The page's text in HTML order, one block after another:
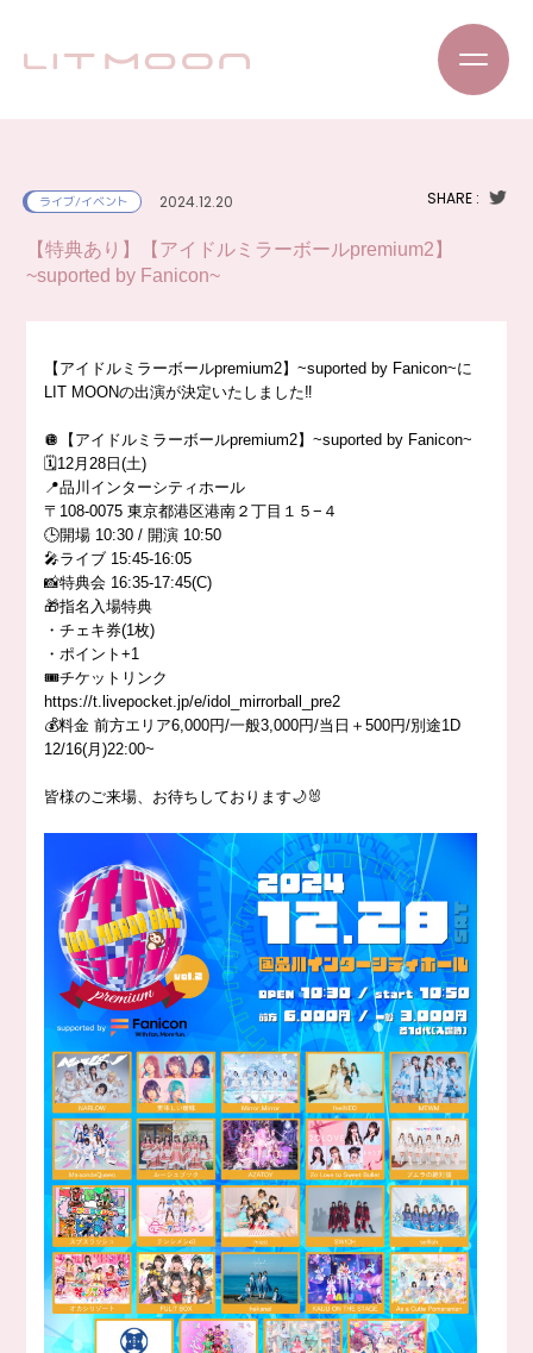
ライブ/イベント 2024.12.20 SHARE :
【特典あり】【アイドルミラーボールpremium2】
~suported by Fanicon~
【アイドルミラーボールpremium2】~suported by Fanicon~に
LIT MOONの出演が決定いたしました‼️
🪩【アイドルミラーボールpremium2】~suported by Fanicon~
🗓️12月28日(土)
📍品川インターシティホール
〒108-0075 東京都港区港南２丁目１５−４
🕒開場 10:30 / 開演 10:50
🎤ライブ 15:45-16:05
📸特典会 16:35-17:45(C)
🎁指名入場特典
・チェキ券(1枚)
・ポイント+1
🎟️チケットリンク
https://t.livepocket.jp/e/idol_mirrorball_pre2
💰料金 前方エリア6,000円/一般3,000円/当日＋500円/別途1D
12/16(月)22:00~
皆様のご来場、お待ちしております🌙🐰